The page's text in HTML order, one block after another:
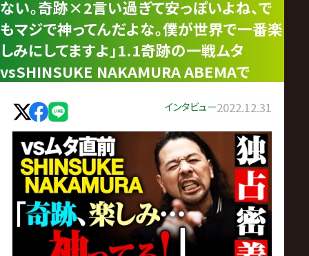
プ
ロ
レ
ス
リ
ン
ない。奇跡×2言い過ぎて安っぽいよね、で
もマジで神ってんだよな。僕が世界で一番楽
しみにしてますよ」1.1奇跡の一戦ムタ
vsSHINSUKE NAKAMURA ABEMAで
インタビュー2022.12.31